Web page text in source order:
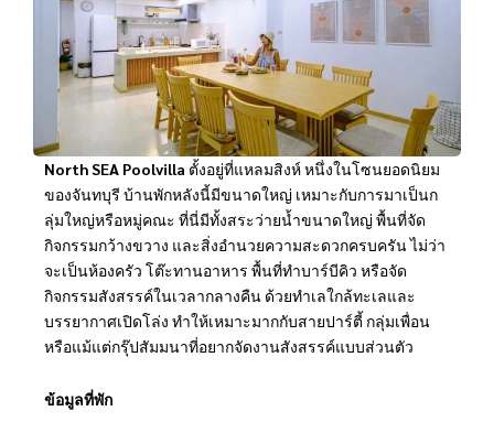
North SEA Poolvilla ตั้งอยู่ที่แหลมสิงห์ หนึ่งในโซนยอดนิยม
ของจันทบุรี บ้านพักหลังนี้มีขนาดใหญ่ เหมาะกับการมาเป็นก
ลุ่มใหญ่หรือหมู่คณะ ที่นี่มีทั้งสระว่ายน้ำขนาดใหญ่ พื้นที่จัด
กิจกรรมกว้างขวาง และสิ่งอำนวยความสะดวกครบครัน ไม่ว่า
จะเป็นห้องครัว โต๊ะทานอาหาร พื้นที่ทำบาร์บีคิว หรือจัด
กิจกรรมสังสรรค์ในเวลากลางคืน ด้วยทำเลใกล้ทะเลและ
บรรยากาศเปิดโล่ง ทำให้เหมาะมากกับสายปาร์ตี้ กลุ่มเพื่อน
หรือแม้แต่กรุ๊ปสัมมนาที่อยากจัดงานสังสรรค์แบบส่วนตัว
ข้อมูลที่พัก